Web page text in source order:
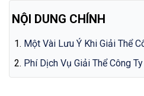
NỘI DUNG CHÍNH
Một Vài Lưu Ý Khi Giải Thể
Phí Dịch Vụ Giải Thể Công